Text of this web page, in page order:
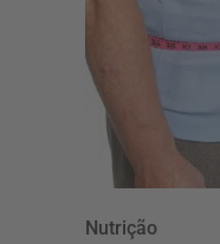
Nutrição